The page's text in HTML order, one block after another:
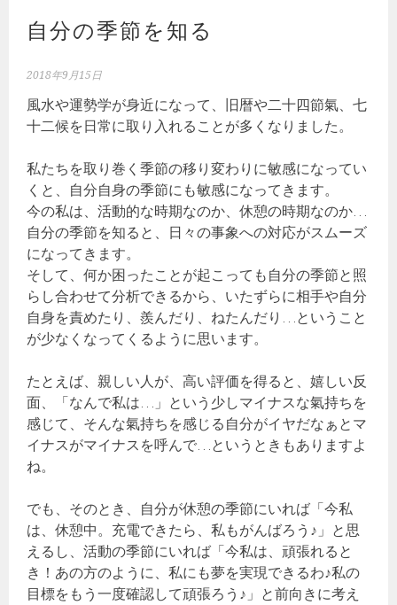
自分の季節を知る
2018年9月15日
風水や運勢学が身近になって、旧暦や二十四節氣、七
十二候を日常に取り入れることが多くなりました。
私たちを取り巻く季節の移り変わりに敏感になってい
くと、自分自身の季節にも敏感になってきます。
今の私は、活動的な時期なのか、休憩の時期なのか…
自分の季節を知ると、日々の事象への対応がスムーズ
になってきます。
そして、何か困ったことが起こっても自分の季節と照
らし合わせて分析できるから、いたずらに相手や自分
自身を責めたり、羨んだり、ねたんだり…ということ
が少なくなってくるように思います。
たとえば、親しい人が、高い評価を得ると、嬉しい反
面、「なんで私は…」という少しマイナスな氣持ちを
感じて、そんな氣持ちを感じる自分がイヤだなぁとマ
イナスがマイナスを呼んで…というときもありますよ
ね。
でも、そのとき、自分が休憩の季節にいれば「今私
は、休憩中。充電できたら、私もがんばろう♪」と思
えるし、活動の季節にいれば「今私は、頑張れると
き！あの方のように、私にも夢を実現できるわ♪私の
目標をもう一度確認して頑張ろう♪」と前向きに考え